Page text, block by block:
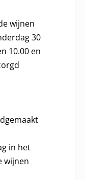
wijnen
30
10.00 en
in het
wijnen